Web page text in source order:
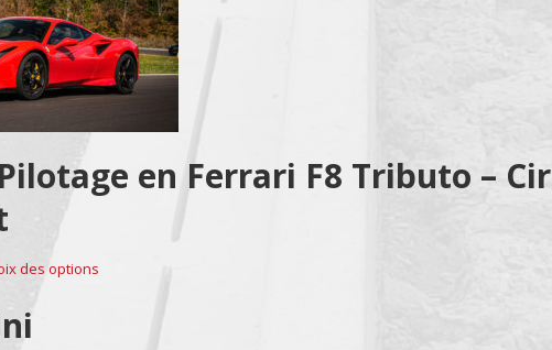
en Ferrari F8 Tributo –
des options